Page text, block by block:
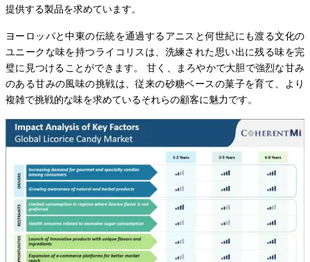
提供する製品を求めています。
ヨーロッパと中東の伝統を通過するアニスと何世紀にも渡る文化の
ユニークな味を持つライコリスは、洗練された思い出に残る味を完
璧に見つけることができます。 甘く、まろやかで大胆で強烈な甘み
のある甘みの風味の挑戦は、従来の砂糖ベースの菓子を育て、より
複雑で挑戦的な味を求めているそれらの顧客に魅力です。